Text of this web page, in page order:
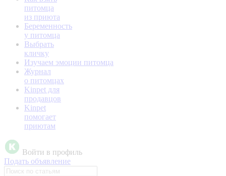
питомца
из приюта
Беременность
у питомца
Выбрать
кличку
Изучаем эмоции питомца
Журнал
о питомцах
Kinpet для
продавцов
Kinpet
помогает
приютам
Войти в профиль
Подать объявление